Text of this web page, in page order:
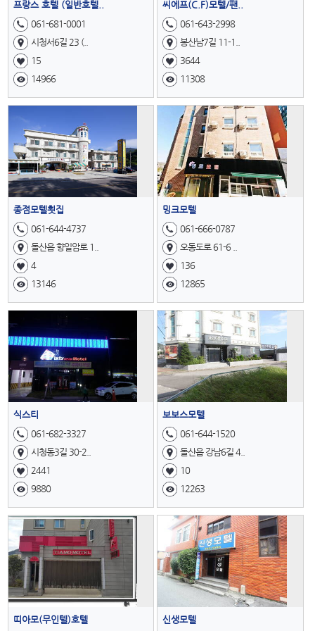
프랑스 호텔 (일반호텔..
061-681-0001
시청서6길 23 (..
15
14966
씨에프(C.F)모텔/팬..
061-643-2998
봉산남7길 11-1..
3644
11308
종점모텔횟집
061-644-4737
돌산읍 향일암로 1..
4
13146
밍크모텔
061-666-0787
오동도로 61-6 ..
136
12865
식스티
061-682-3327
시청동3길 30-2..
2441
9880
보보스모텔
061-644-1520
돌산읍 강남6길 4..
10
12263
띠아모(무인텔)호텔 신생모텔